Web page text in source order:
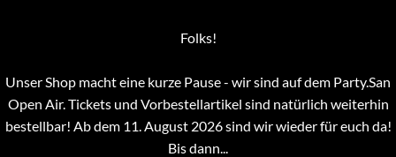
Folks!
Unser Shop macht eine kurze Pause - wir sind auf dem Party.San
Open Air. Tickets und Vorbestellartikel sind natürlich weiterhin
bestellbar! Ab dem 11. August 2026 sind wir wieder für euch da!
Bis dann...